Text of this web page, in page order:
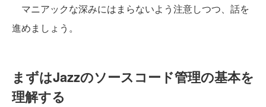
マニアックな深みにはまらないよう注意しつつ、話を
進めましょう。
まずはJazzのソースコード管理の基本を
理解する